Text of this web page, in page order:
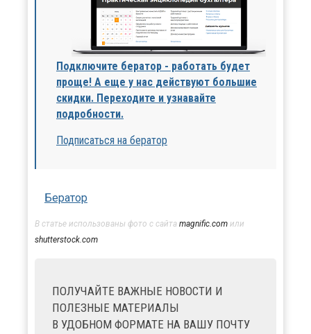
Подключите бератор - работать будет
проще! А еще у нас действуют большие
скидки. Переходите и узнавайте
подробности.
Подписаться на бератор
Бератор
В статье использованы фото с сайта magnific.com или
shutterstock.com
ПОЛУЧАЙТЕ ВАЖНЫЕ НОВОСТИ И
ПОЛЕЗНЫЕ МАТЕРИАЛЫ
В УДОБНОМ ФОРМАТЕ НА ВАШУ ПОЧТУ